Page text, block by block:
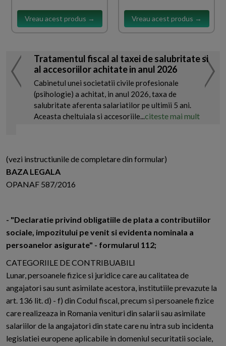
Vreau acest produs → Vreau acest produs →
Tratamentul fiscal al taxei de salubritate si
al accesoriilor achitate in anul 2026
Cabinetul unei societatii civile profesionale
(psihologie) a achitat, in anul 2026, taxa de
salubritate aferenta salariatilor pe ultimii 5 ani.
Aceasta cheltuiala si accesoriile...citeste mai mult
(vezi instructiunile de completare din formular)
BAZA LEGALA
OPANAF 587/2016
- "Declaratie privind obligatiile de plata a contributiilor
sociale, impozitului pe venit si evidenta nominala a
persoanelor asigurate" - formularul 112;
CATEGORIILE DE CONTRIBUABILI
Lunar, persoanele fizice si juridice care au calitatea de
angajatori sau sunt asimilate acestora, institutiile prevazute la
art. 136 lit. d) - f) din Codul fiscal, precum si persoanele fizice
care realizeaza in Romania venituri din salarii sau asimilate
salariilor de la angajatori din state care nu intra sub incidenta
legislatiei europene aplicabile in domeniul securitatii sociale,